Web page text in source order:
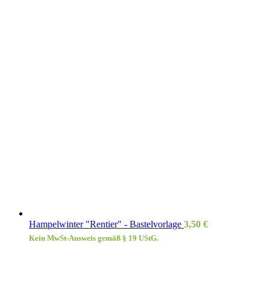
Hampelwinter "Rentier" - Bastelvorlage 3,50 €
Kein MwSt-Ausweis gemäß § 19 UStG.